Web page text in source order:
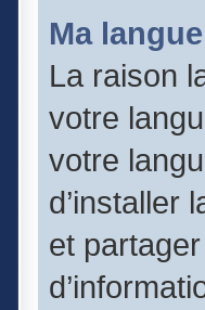
Ma
La raison
votre
votre
d’installer
et